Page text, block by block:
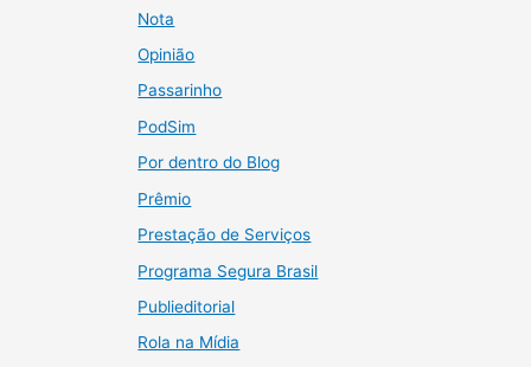
Nota
Opinião
Passarinho
PodSim
Por dentro do Blog
Prêmio
Prestação de Serviços
Programa Segura Brasil
Publieditorial
Rola na Mídia